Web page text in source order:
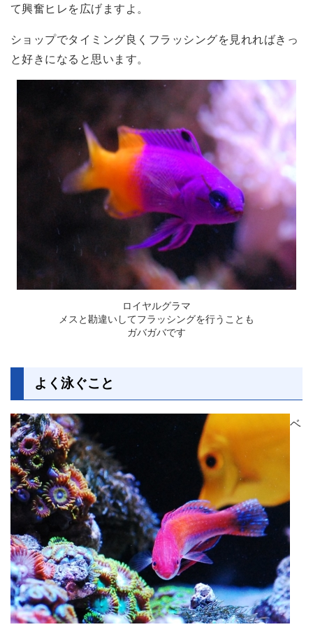
て興奮ヒレを広げますよ。
ショップでタイミング良くフラッシングを見れればきっ
と好きになると思います。
ロイヤルグラマ
メスと勘違いしてフラッシングを行うことも
ガバガバです
よく泳ぐこと
ベ